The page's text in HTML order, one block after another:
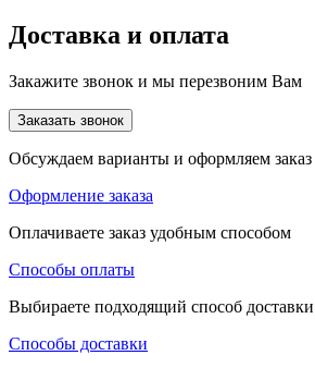
Доставка и оплата
Закажите звонок и мы перезвоним Вам
Заказать звонок
Обсуждаем варианты и оформляем заказ
Оформление заказа
Оплачиваете заказ удобным способом
Способы оплаты
Выбираете подходящий способ доставки
Способы доставки